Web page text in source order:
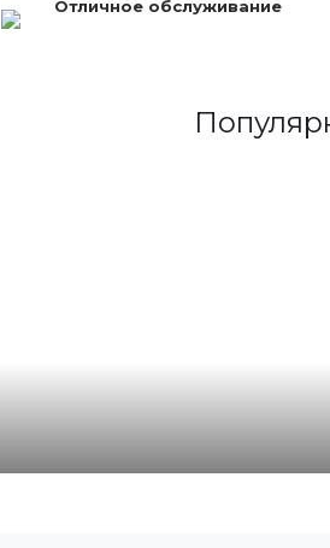
Отличное обслуживание